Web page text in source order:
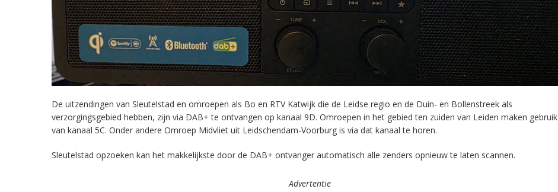
De uitzendingen van Sleutelstad en omroepen als Bo en RTV Katwijk die de Leidse regio en de Duin- en Bollenstreek als
verzorgingsgebied hebben, zijn via DAB+ te ontvangen op kanaal 9D. Omroepen in het gebied ten zuiden van Leiden maken gebruik
van kanaal 5C. Onder andere Omroep Midvliet uit Leidschendam-Voorburg is via dat kanaal te horen.
Sleutelstad opzoeken kan het makkelijkste door de DAB+ ontvanger automatisch alle zenders opnieuw te laten scannen.
Advertentie